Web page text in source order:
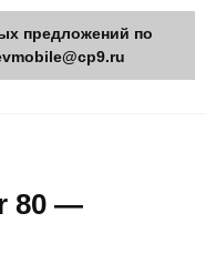
техники,
80 —
предложений по